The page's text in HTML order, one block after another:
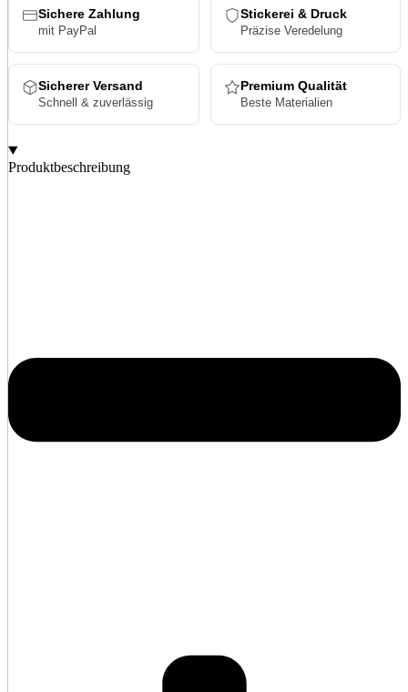
Sichere Zahlung
mit PayPal
Stickerei & Druck
Präzise Veredelung
Sicherer Versand
Schnell & zuverlässig
Premium Qualität
Beste Materialien
Produktbeschreibung